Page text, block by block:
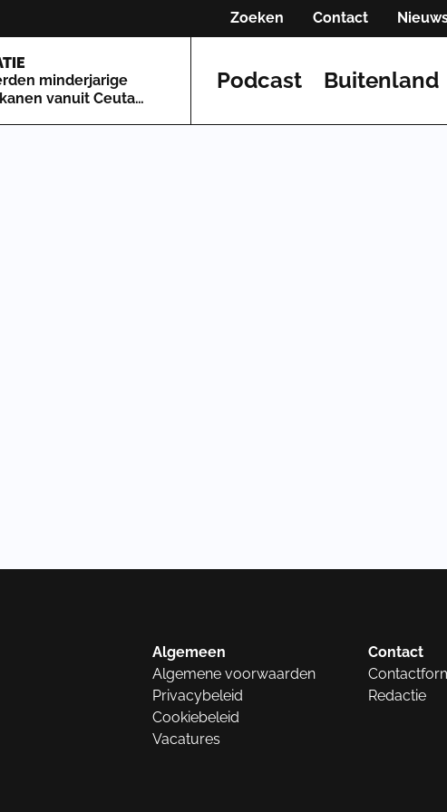
Zoeken Contact
minderjarige
vanuit Ceuta
Podcast Buitenland
Algemeen
Algemene voorwaarden
Privacybeleid
Cookiebeleid
Vacatures
Contact
Redactie